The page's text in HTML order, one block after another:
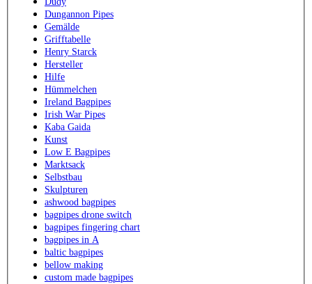
Dungannon Pipes
Gemälde
Grifftabelle
Henry Starck
Hersteller
Hilfe
Hümmelchen
Ireland Bagpipes
Irish War Pipes
Kaba Gaida
Kunst
Low E Bagpipes
Marktsack
Selbstbau
Skulpturen
ashwood bagpipes
bagpipes drone switch
bagpipes fingering chart
bagpipes in A
baltic bagpipes
bellow making
custom made bagpipes